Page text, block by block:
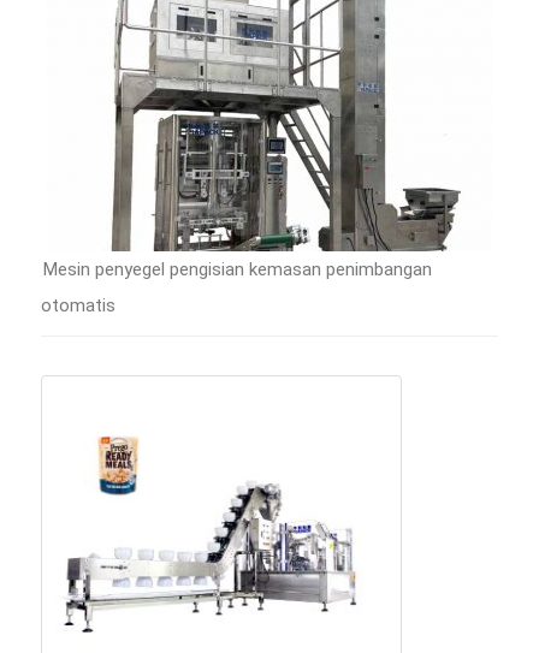
Mesin penyegel pengisian kemasan penimbangan
otomatis